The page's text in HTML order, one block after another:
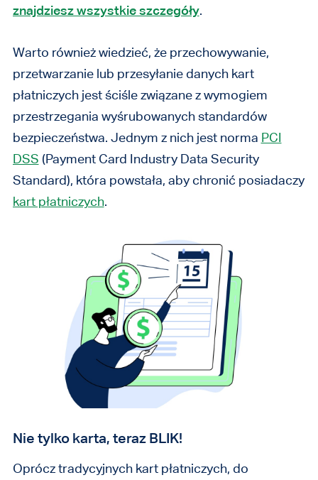
znajdziesz wszystkie szczegóły.
Warto również wiedzieć, że przechowywanie,
przetwarzanie lub przesyłanie danych kart
płatniczych jest ściśle związane z wymogiem
przestrzegania wyśrubowanych standardów
bezpieczeństwa. Jednym z nich jest norma PCI
DSS (Payment Card Industry Data Security
Standard), która powstała, aby chronić posiadaczy
kart płatniczych.
Nie tylko karta, teraz BLIK!
Oprócz tradycyjnych kart płatniczych, do